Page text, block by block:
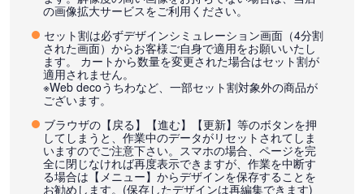
の画像拡大サービスをご利用ください。
セット割は必ずデザインシミュレーション画面（4分割
された画面）からお客様ご自身で適用をお願いいたし
ます。 カートから数量を変更された場合はセット割が
適用されません。
※Web decoうちわなど、一部セット割対象外の商品が
ございます。
ブラウザの【戻る】【進む】【更新】等のボタンを押
してしまうと、作業中のデータがリセットされてしま
いますのでご注意下さい。スマホの場合、ページを完
全に閉じなければ再度表示できますが、作業を中断す
る場合は【メニュー】からデザインを保存することを
お勧めします。(保存したデザインは再編集できます)